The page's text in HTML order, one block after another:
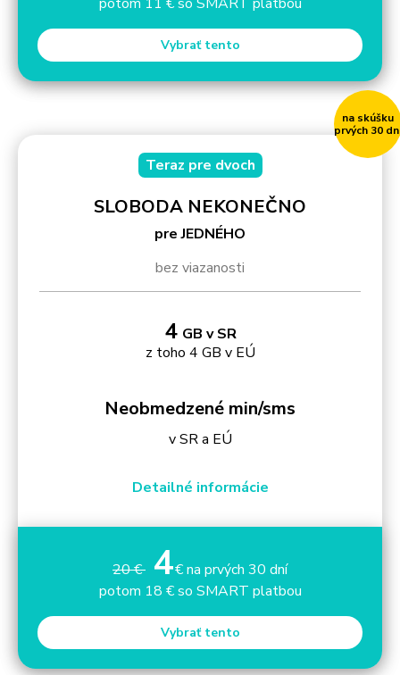
Vybrať tento
na skúšku
prvých 30
Teraz pre dvoch
SLOBODA NEKONEČNO
pre JEDNÉHO
bez viazanosti
4 GB v SR
z toho 4 GB v EÚ
Neobmedzené min/sms
v SR a EÚ
Detailné informácie
20 € 4€ na prvých 30 dní
potom 18 € so SMART platbou
Vybrať tento